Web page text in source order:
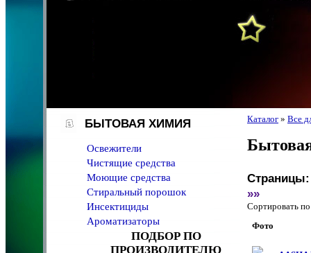
БЫТОВАЯ ХИМИЯ
Освежители
Чистящие средства
Моющие средства
Стиральный порошок
Инсектициды
Ароматизаторы
ПОДБОР ПО
ПРОИЗВОДИТЕЛЮ
Каталог » Все
Страницы:
»»
Сортировать
Фото